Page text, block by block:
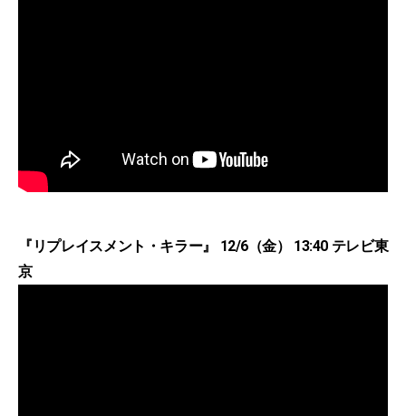
『リプレイスメント・キラー』 12/6（金） 13:40 テレビ東
京